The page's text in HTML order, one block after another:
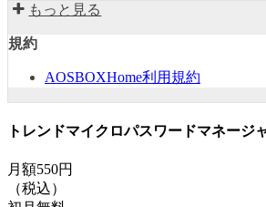
もっと見る
規約
AOSBOXHome利用規約
トレンドマイクロパスワードマネージ
月額550円
（税込）